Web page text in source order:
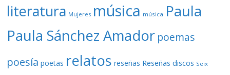
literatura Mujeres música música Paula
Paula Sánchez Amador poemas
poesía poetas relatos reseñas Reseñas discos Seix